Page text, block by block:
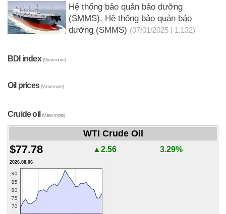
Hệ thống bảo quản bảo dưỡng
(SMMS). Hệ thống bảo quản bảo
dưỡng (SMMS) (07/01/2025 | 1,132)
BDI index(View more)
Oil prices(View more)
Cruide oil(View more)
WTI Crude Oil
$77.78 ▲2.56 3.29%
2026.08.06